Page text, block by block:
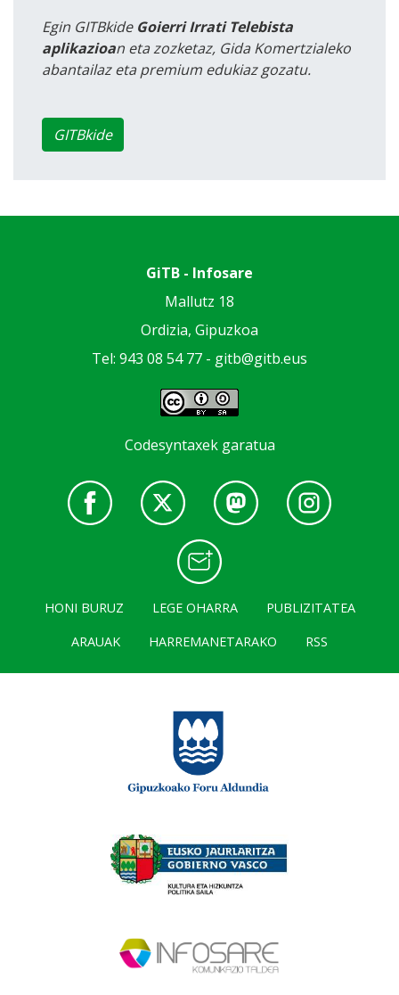
Egin GITBkide Goierri Irrati Telebista
aplikazioan eta zozketaz, Gida Komertzialeko
abantailaz eta premium edukiaz gozatu.
GITBkide
GiTB - Infosare
Mallutz 18
Ordizia, Gipuzkoa
Tel: 943 08 54 77 - gitb@gitb.eus
Codesyntaxek garatua
HONI BURUZ LEGE OHARRA
PUBLIZITATEA
ARAUAK
HARREMANETARAKO RSS